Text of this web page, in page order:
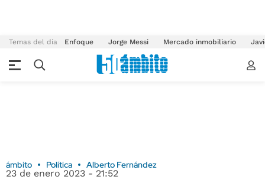
Temas del día Enfoque Jorge Messi Mercado inmobiliario
ámbito Política Alberto Fernández
23 de enero 2023 - 21:52